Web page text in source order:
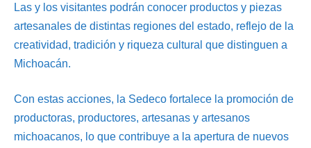
Las y los visitantes podrán conocer productos y piezas
artesanales de distintas regiones del estado, reflejo de la
creatividad, tradición y riqueza cultural que distinguen a
Michoacán.
Con estas acciones, la Sedeco fortalece la promoción de
productoras, productores, artesanas y artesanos
michoacanos, lo que contribuye a la apertura de nuevos